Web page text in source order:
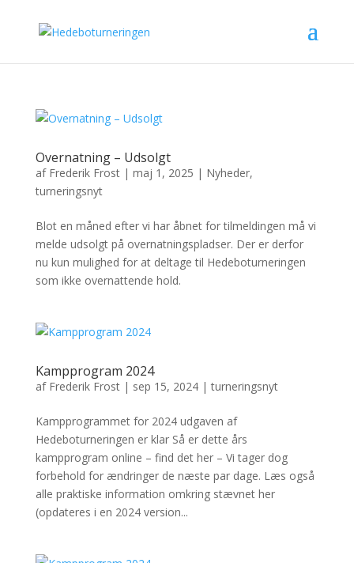
Overnatning – Udsolgt
af Frederik Frost| maj 1, 2025 | Nyheder,
turneringsnyt
Blot en måned efter vi har åbnet for tilmeldingen må vi
melde udsolgt på overnatningspladser. Der er derfor
nu kun mulighed for at deltage til Hedeboturneringen
som ikke overnattende hold.
Kampprogram 2024
af Frederik Frost| sep 15, 2024|turneringsnyt
Kampprogrammet for 2024 udgaven af
Hedeboturneringen er klar Så er dette års
kampprogram online – find det her – Vi tager dog
forbehold for ændringer de næste par dage. Læs også
alle praktiske information omkring stævnet her
(opdateres i en 2024 version...